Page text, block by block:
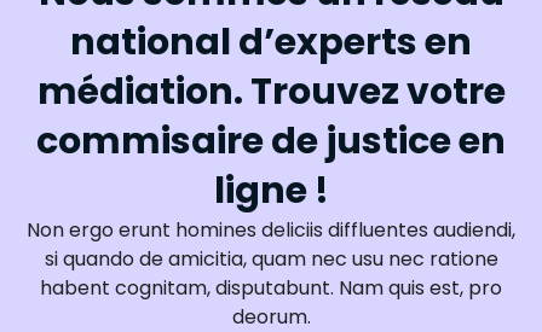
national d’experts en
médiation. Trouvez votre
commisaire de justice en
ligne !
Non ergo erunt homines deliciis diffluentes audiendi,
si quando de amicitia, quam nec usu nec ratione
habent cognitam, disputabunt. Nam quis est, pro
deorum.